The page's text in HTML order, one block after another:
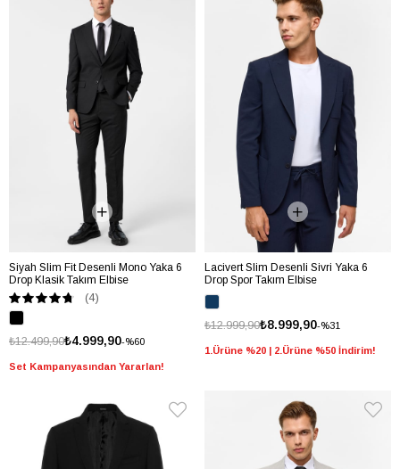
Siyah Slim Fit Desenli Mono Yaka 6
Drop Klasik Takım Elbise
(4)
%60
₺4.999,90
₺12.499,90
Set Kampanyasından Yararlan!
Lacivert Slim Desenli Sivri Yaka 6
Drop Spor Takım Elbise
%31
₺8.999,90
₺12.999,90
1.Ürüne %20 | 2.Ürüne %50 İndirim!